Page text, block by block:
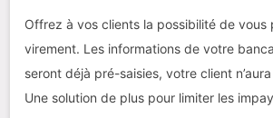
Offrez à vos clients la possibilité de vous
virement. Les informations de votre
seront déjà pré-saisies, votre client n’aura
Une solution de plus pour limiter les